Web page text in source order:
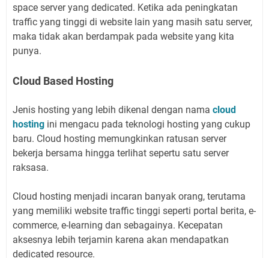
space server yang dedicated. Ketika ada peningkatan
traffic yang tinggi di website lain yang masih satu server,
maka tidak akan berdampak pada website yang kita
punya.
Cloud Based Hosting
Jenis hosting yang lebih dikenal dengan nama cloud
hosting ini mengacu pada teknologi hosting yang cukup
baru. Cloud hosting memungkinkan ratusan server
bekerja bersama hingga terlihat sepertu satu server
raksasa.
Cloud hosting menjadi incaran banyak orang, terutama
yang memiliki website traffic tinggi seperti portal berita, e-
commerce, e-learning dan sebagainya. Kecepatan
aksesnya lebih terjamin karena akan mendapatkan
dedicated resource.